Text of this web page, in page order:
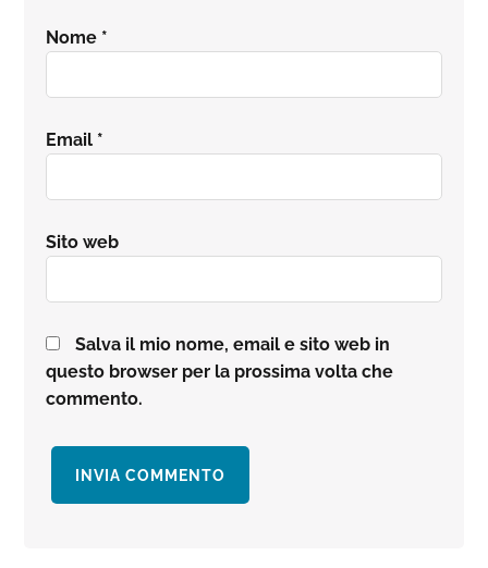
Nome *
Email *
Sito web
Salva il mio nome, email e sito web in
questo browser per la prossima volta che
commento.